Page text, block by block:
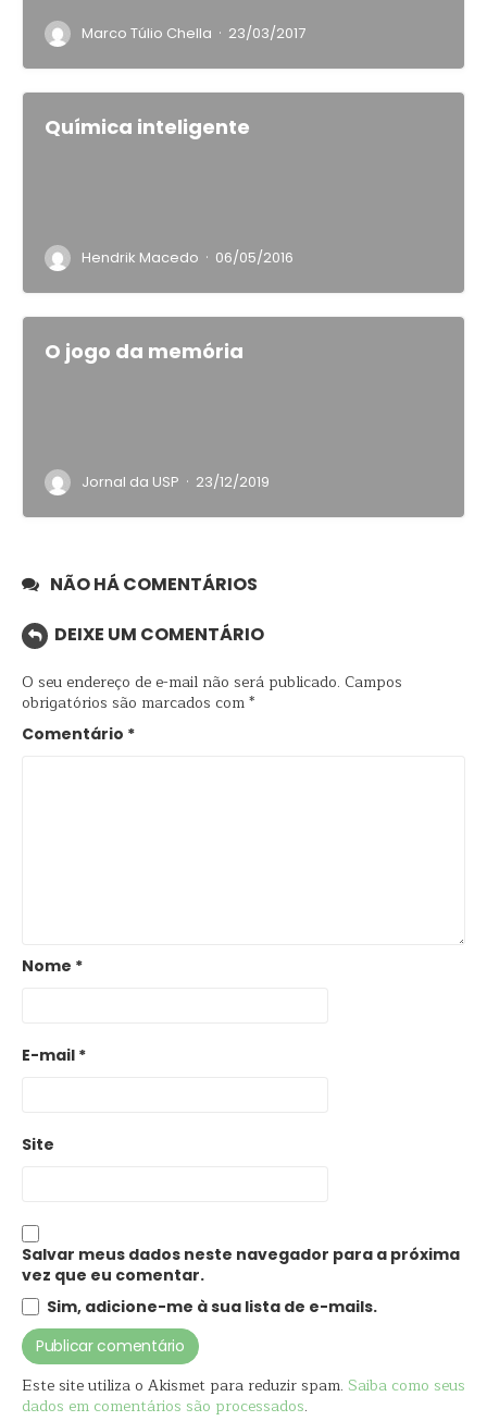
Marco Túlio Chella · 23/03/2017
Química inteligente
Hendrik Macedo · 06/05/2016
O jogo da memória
Jornal da USP · 23/12/2019
NÃO HÁ COMENTÁRIOS
DEIXE UM COMENTÁRIO
O seu endereço de e-mail não será publicado. Campos
obrigatórios são marcados com*
Comentário *
Nome *
E-mail *
Site
Salvar meus dados neste navegador para a próxima
vez que eu comentar.
Sim, adicione-me à sua lista de e-mails.
Este site utiliza o Akismet para reduzir spam. Saiba como seus
dados em comentários são processados.